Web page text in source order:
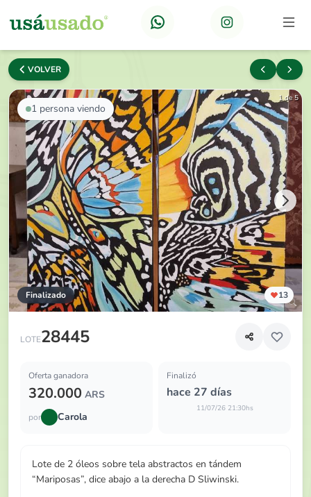
VOLVER
1 persona viendo
Finalizado 13
1 de 5
LOTE28445
Lote de 2 óleos sobre tela abstractos en tándem
Oferta ganadora
320.000 ARS
por Carola
Finalizó
hace 27 días
11/07/26 21:30hs
Lote de 2 óleos sobre tela abstractos en tándem
“Mariposas”, dice abajo a la derecha D Sliwinski.